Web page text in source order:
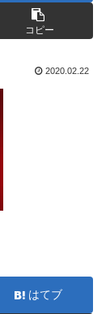
コピー
2020.02.22
はてブ